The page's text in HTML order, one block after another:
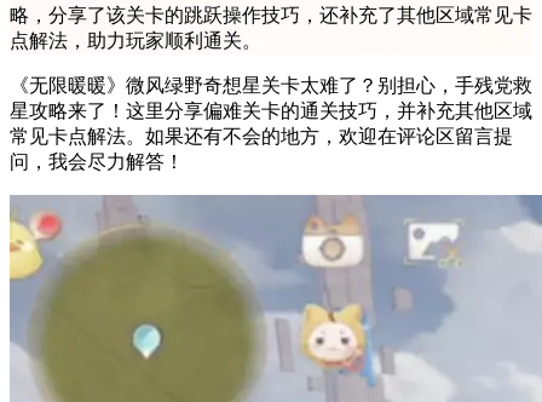
略，分享了该关卡的跳跃操作技巧，还补充了其他区域常见卡
点解法，助力玩家顺利通关。
《无限暖暖》微风绿野奇想星关卡太难了？别担心，手残党救
星攻略来了！这里分享偏难关卡的通关技巧，并补充其他区域
常见卡点解法。如果还有不会的地方，欢迎在评论区留言提
问，我会尽力解答！